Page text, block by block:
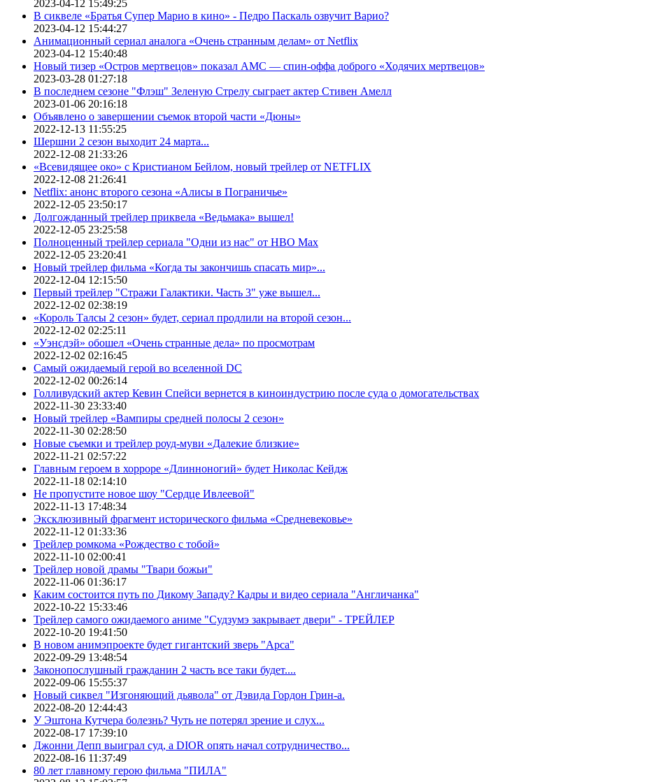
2023-04-12 15:49:25
В сиквеле «Братья Супер Марио в кино» - Педро Паскаль озвучит Варио?
2023-04-12 15:44:27
Анимационный сериал аналога «Очень странным делам» от Netflix
2023-04-12 15:40:48
Новый тизер «Остров мертвецов» показал АМС — спин-оффа доброго «Ходячих мертвецов»
2023-03-28 01:27:18
В последнем сезоне "Флэш" Зеленую Стрелу сыграет актер Стивен Амелл
2023-01-06 20:16:18
Объявлено о завершении съемок второй части «Дюны»
2022-12-13 11:55:25
Шершни 2 сезон выходит 24 марта...
2022-12-08 21:33:26
«Всевидящее око» с Кристианом Бейлом, новый трейлер от NETFLIX
2022-12-08 21:26:41
Netflix: анонс второго сезона «Алисы в Пограничье»
2022-12-05 23:50:17
Долгожданный трейлер приквела «Ведьмака» вышел!
2022-12-05 23:25:58
Полноценный трейлер сериала "Одни из нас" от HBO Max
2022-12-05 23:20:41
Новый трейлер фильма «Когда ты закончишь спасать мир»...
2022-12-04 12:15:50
Первый трейлер "Стражи Галактики. Часть 3" уже вышел...
2022-12-02 02:38:19
«Король Талсы 2 сезон» будет, сериал продлили на второй сезон...
2022-12-02 02:25:11
«Уэнсдэй» обошел «Очень странные дела» по просмотрам
2022-12-02 02:16:45
Самый ожидаемый герой во вселенной DC
2022-12-02 00:26:14
Голливудский актер Кевин Спейси вернется в киноиндустрию после суда о домогательствах
2022-11-30 23:33:40
Новый трейлер «Вампиры средней полосы 2 сезон»
2022-11-30 02:28:50
Новые съемки и трейлер роуд-муви «Далекие близкие»
2022-11-21 02:57:22
Главным героем в хорроре «Длинноногий» будет Николас Кейдж
2022-11-18 02:14:10
Не пропустите новое шоу "Сердце Ивлеевой"
2022-11-13 17:48:34
Эксклюзивный фрагмент исторического фильма «Средневековье»
2022-11-12 01:33:36
Трейлер ромкома «Рождество с тобой»
2022-11-10 02:00:41
Трейлер новой драмы "Твари божьи"
2022-11-06 01:36:17
Каким состоится путь по Дикому Западу? Кадры и видео сериала "Англичанка"
2022-10-22 15:33:46
Трейлер самого ожидаемого аниме "Судзумэ закрывает двери" - ТРЕЙЛЕР
2022-10-20 19:41:50
В новом анимэпроекте будет гигантский зверь "Арса"
2022-09-29 13:48:54
Законопослушный гражданин 2 часть все таки будет....
2022-09-06 15:55:37
Новый сиквел "Изгоняющий дьявола" от Дэвида Гордон Грин-а.
2022-08-20 12:44:43
У Эштона Кутчера болезнь? Чуть не потерял зрение и слух...
2022-08-17 17:39:10
Джонни Депп выиграл суд, а DIOR опять начал сотрудничество...
2022-08-16 11:37:49
80 лет главному герою фильма "ПИЛА"